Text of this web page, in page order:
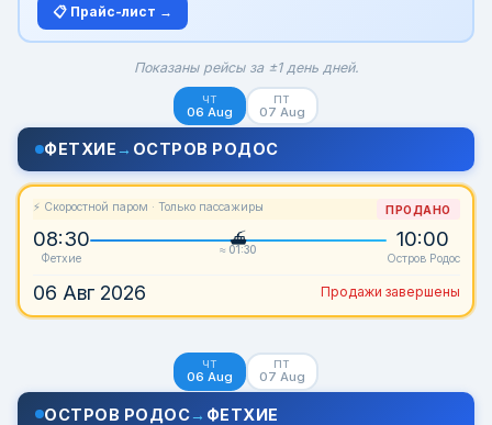
📋 Прайс-лист →
Показаны рейсы за ±1 день дней.
ЧТ
06 Aug
ПТ
07 Aug
ФЕТХИЕ → ОСТРОВ РОДОС
⚡ Скоростной паром · Только пассажиры ПРОДАНО
08:30
Фетхие
≈ 01:30 10:00
Остров Родос
06 Авг 2026 Продажи завершены
ЧТ
06 Aug
ПТ
07 Aug
ОСТРОВ РОДОС→ ФЕТХИЕ